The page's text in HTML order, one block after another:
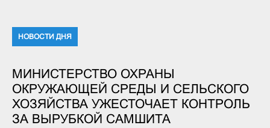
НОВОСТИ ДНЯ
МИНИСТЕРСТВО ОХРАНЫ
ОКРУЖАЮЩЕЙ СРЕДЫ И СЕЛЬСКОГО
ХОЗЯЙСТВА УЖЕСТОЧАЕТ КОНТРОЛЬ
ЗА ВЫРУБКОЙ САМШИТА